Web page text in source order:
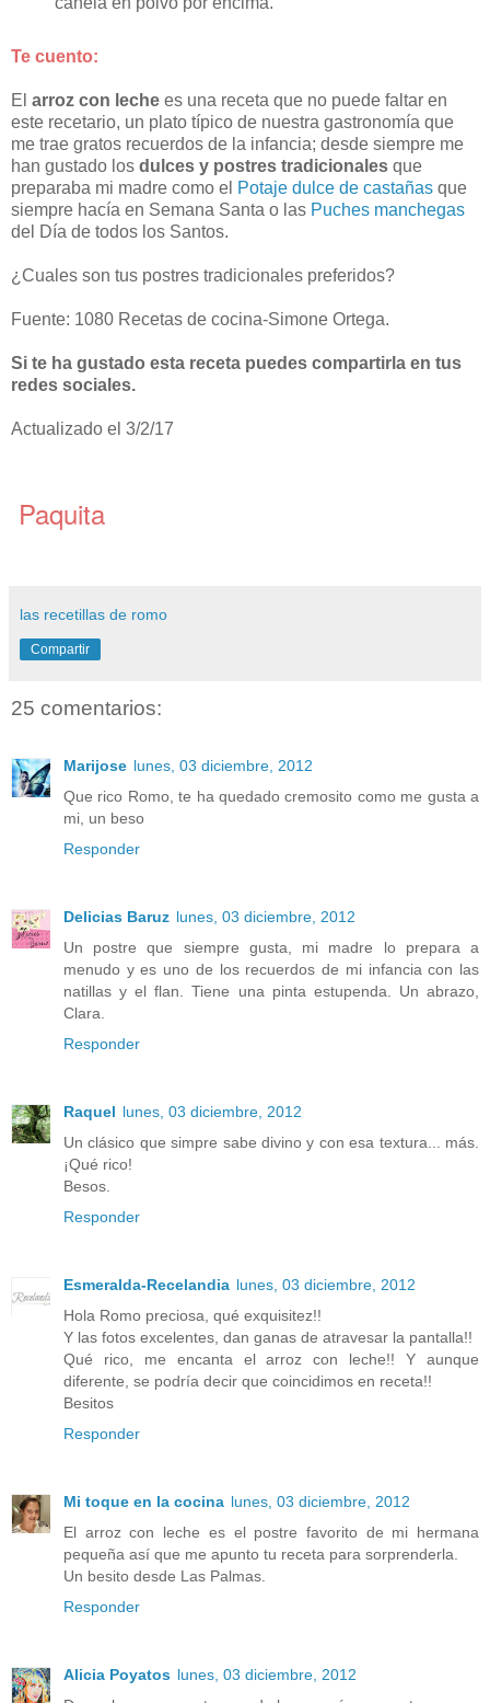
Te cuento:
El arroz con leche es una receta que no puede faltar en
este recetario, un plato típico de nuestra gastronomía que
me trae gratos recuerdos de la infancia; desde siempre me
han gustado los dulces y postres tradicionales que
preparaba mi madre como el Potaje dulce de castañas que
siempre hacía en Semana Santa o las Puches manchegas
del Día de todos los Santos.
¿Cuales son tus postres tradicionales preferidos?
Fuente: 1080 Recetas de cocina-Simone Ortega.
Si te ha gustado esta receta puedes compartirla en tus
redes sociales.
Actualizado el 3/2/17
Paquita
las recetillas de romo
Compartir
25 comentarios:
Marijose lunes, 03 diciembre, 2012
Que rico Romo, te ha quedado cremosito como me gusta a
mi, un beso
Responder
Delicias Baruz lunes, 03 diciembre, 2012
Un postre que siempre gusta, mi madre lo prepara a
menudo y es uno de los recuerdos de mi infancia con las
natillas y el flan. Tiene una pinta estupenda. Un abrazo,
Clara.
Responder
Raquel lunes, 03 diciembre, 2012
Un clásico que simpre sabe divino y con esa textura... más.
¡Qué rico!
Besos.
Responder
Esmeralda-Recelandia lunes, 03 diciembre, 2012
Hola Romo preciosa, qué exquisitez!!
Y las fotos excelentes, dan ganas de atravesar la pantalla!!
Qué rico, me encanta el arroz con leche!! Y aunque
diferente, se podría decir que coincidimos en receta!!
Besitos
Responder
Mi toque en la cocina lunes, 03 diciembre, 2012
El arroz con leche es el postre favorito de mi hermana
pequeña así que me apunto tu receta para sorprenderla.
Un besito desde Las Palmas.
Responder
Alicia Poyatos lunes, 03 diciembre, 2012